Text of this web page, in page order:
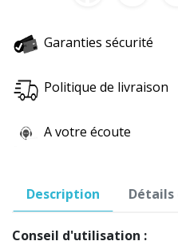
Garanties sécurité
Politique de livraison
A votre écoute
Description Détails
Conseil d'utilisation :